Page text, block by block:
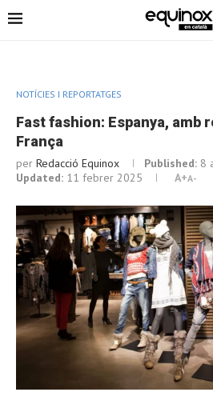
NOTÍCIES I REPORTATGES
Fast fashion: Espanya, amb
França
per Redacció Equinox Published: 8
Updated: 11 febrer 2025 A+A-